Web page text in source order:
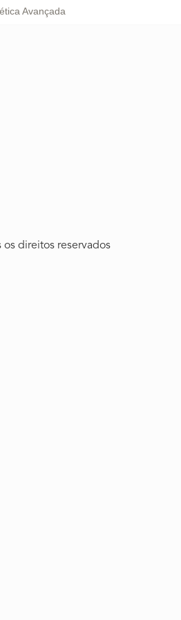
os direitos reservados
Avançada